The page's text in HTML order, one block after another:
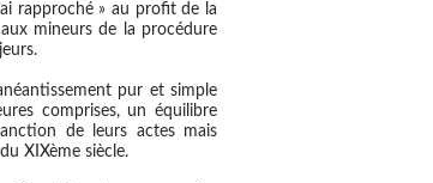
rapproché » au profit de la
mineurs de la procédure
pur et simple
comprises, un équilibre
de leurs actes mais
XIXème siècle.